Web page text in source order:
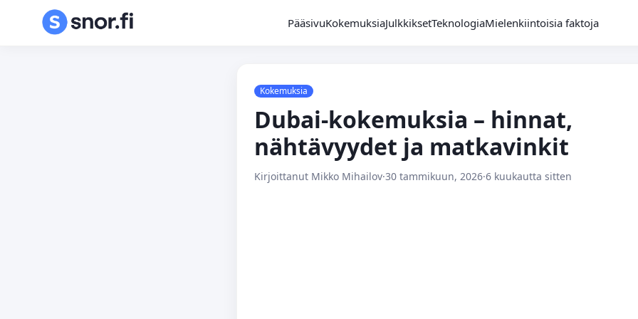
PääsivuKokemuksiaJulkkiksetTeknologiaMielenkiintoisia faktoja
Kokemuksia
Dubai-kokemuksia – hinnat,
nähtävyydet ja matka­vinkit
Kirjoittanut Mikko Mihailov·30 tammikuun, 2026·6 kuukautta sitten